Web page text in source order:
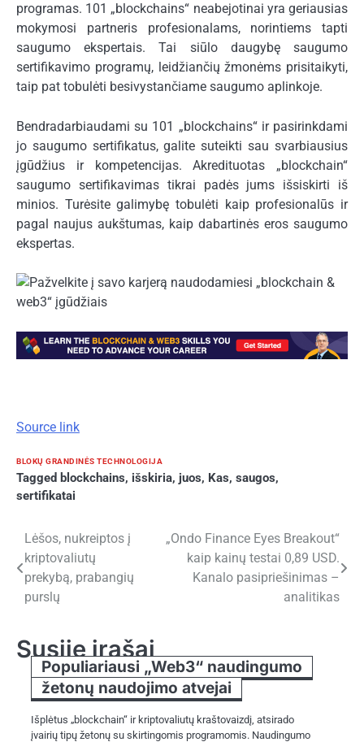
programas. 101 „blockchains“ neabejotinai yra geriausias
mokymosi partneris profesionalams, norintiems tapti
saugumo ekspertais. Tai siūlo daugybę saugumo
sertifikavimo programų, leidžiančių žmonėms prisitaikyti,
taip pat tobulėti besivystančiame saugumo aplinkoje.
Bendradarbiaudami su 101 „blockchains“ ir pasirinkdami
jo saugumo sertifikatus, galite suteikti sau svarbiausius
įgūdžius ir kompetencijas. Akredituotas „blockchain“
saugumo sertifikavimas tikrai padės jums išsiskirti iš
minios. Turėsite galimybę tobulėti kaip profesionalūs ir
pagal naujus aukštumas, kaip dabartinės eros saugumo
ekspertas.
Source link
BLOKŲ GRANDINĖS TECHNOLOGIJA
Tagged blockchains, išskiria, juos, Kas, saugos,
sertifikatai
Navigacija
tarp
įrašų
Lėšos, nukreiptos į
kriptovaliutų
prekybą, prabangių
purslų
„Ondo Finance Eyes Breakout“
kaip kainų testai 0,89 USD.
Kanalo pasipriešinimas –
analitikas
Susiję įrašai
Populiariausi „Web3“ naudingumo
žetonų naudojimo atvejai
Išplėtus „blockchain“ ir kriptovaliutų kraštovaizdį, atsirado
įvairių tipų žetonų su skirtingomis programomis. Naudingumo